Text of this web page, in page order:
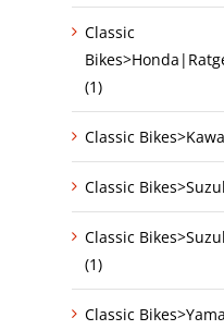
Classic
(1)
Classic
Classic
Classic
(1)
Classic